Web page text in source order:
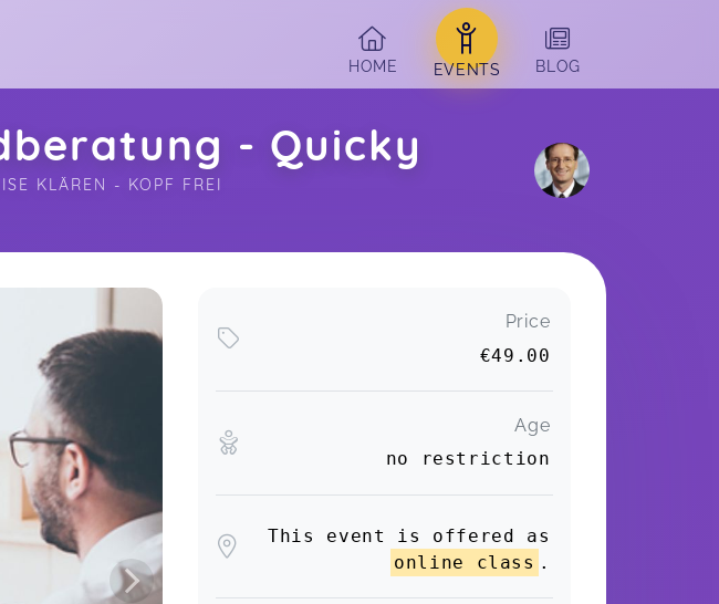
HOME
EVENTS BLOG
- Quicky
KLÄREN - KOPF FREI
Price
€49.00
Age
no restriction
This event is offered as
online class .